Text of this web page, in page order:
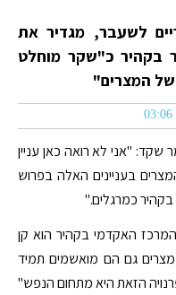
לשעבר, מגדיר את
בקהיר כ"שקר מוחלט
של המצרים"
שקד: "אני לא רואה כאן עניין
בעניינים האלה בפרוש
בקהיר כמרגלים."
המרכז האקדמי בקהיר הוא קן
גם הם מואשמים תמיד
הזאת היא מתחום הנפש"